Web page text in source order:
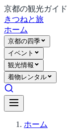
京都の観光ガイド
きつねと旅
ホーム
京都の四季
イベント
観光情報
着物レンタル
ホーム